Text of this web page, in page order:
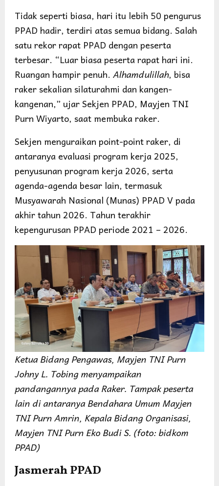
Tidak seperti biasa, hari itu lebih 50 pengurus
PPAD hadir, terdiri atas semua bidang. Salah
satu rekor rapat PPAD dengan peserta
terbesar. “Luar biasa peserta rapat hari ini.
Ruangan hampir penuh. Alhamdulillah, bisa
raker sekalian silaturahmi dan kangen-
kangenan,” ujar Sekjen PPAD, Mayjen TNI
Purn Wiyarto, saat membuka raker.
Sekjen menguraikan point-point raker, di
antaranya evaluasi program kerja 2025,
penyusunan program kerja 2026, serta
agenda-agenda besar lain, termasuk
Musyawarah Nasional (Munas) PPAD V pada
akhir tahun 2026. Tahun terakhir
kepengurusan PPAD periode 2021 – 2026.
Ketua Bidang Pengawas, Mayjen TNI Purn
Johny L. Tobing menyampaikan
pandangannya pada Raker. Tampak peserta
lain di antaranya Bendahara Umum Mayjen
TNI Purn Amrin, Kepala Bidang Organisasi,
Mayjen TNI Purn Eko Budi S. (foto: bidkom
PPAD)
Jasmerah PPAD